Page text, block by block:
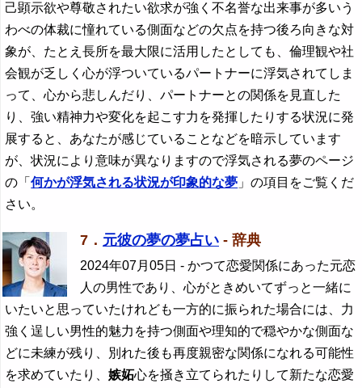
己顕示欲や尊敬されたい欲求が強く不名誉な出来事が多いう
わべの体裁に憧れている側面などの欠点を持つ後ろ向きな対
象が、たとえ長所を最大限に活用したとしても、倫理観や社
会観が乏しく心が浮ついているパートナーに浮気されてしま
って、心から悲しんだり、パートナーとの関係を見直した
り、強い精神力や変化を起こす力を発揮したりする状況に発
展すると、あなたが感じていることなどを暗示しています
が、状況により意味が異なりますので浮気される夢のページ
の「何かが浮気される状況が印象的な夢 」の項目をご覧くだ
さい。
7． 元彼の夢の夢占い - 辞典
2024年07月05日 - かつて恋愛関係にあった元恋
人の男性であり、心がときめいてずっと一緒に
いたいと思っていたけれども一方的に振られた場合には、力
強く逞しい男性的魅力を持つ側面や理知的で穏やかな側面な
どに未練が残り、別れた後も再度親密な関係になれる可能性
を求めていたり、嫉妬心を掻き立てられたりして新たな恋愛